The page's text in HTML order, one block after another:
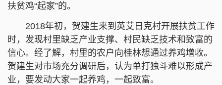
扶贫鸡“起家”的。
2018年初，贺建生来到英艾日克村开展扶贫工作
时，发现村里缺乏产业支撑、村民缺乏技术和致富的
信心。经了解，村里的农户向桂林想通过养鸡增收。
贺建生对市场充分调研后，认为单打独斗难以形成产
业，要发动大家一起养鸡，一起致富。